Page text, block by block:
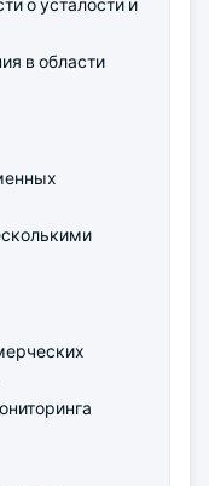
о усталости и
в области